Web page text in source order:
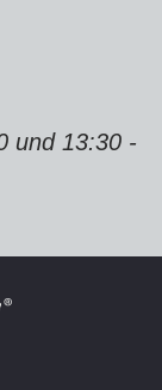
und 13:30 -